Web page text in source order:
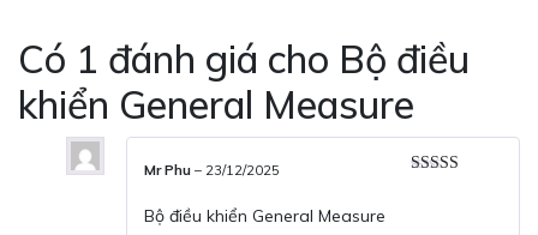
Có 1 đánh giá cho Bộ điều
khiển General Measure
Mr Phu – 23/12/2025
Bộ điều khiển General Measure